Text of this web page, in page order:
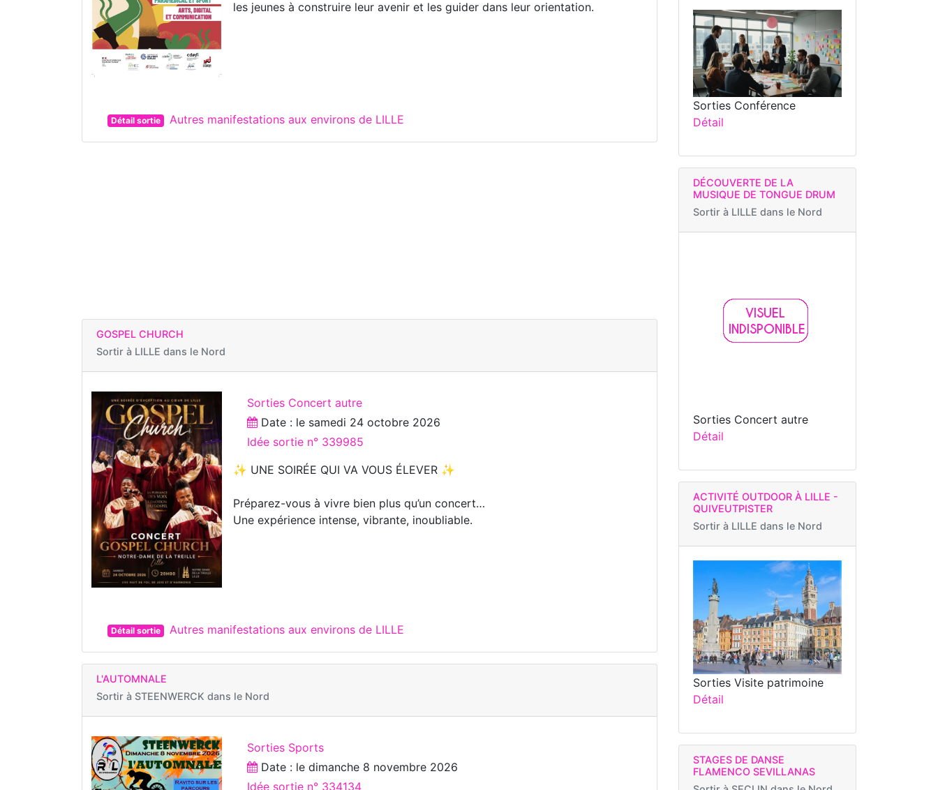
les jeunes à construire leur avenir et les guider dans leur orientation.
Détail sortie Autres manifestations aux environs de LILLE
GOSPEL CHURCH
Sortir à LILLE dans le Nord
Sorties Concert autre
Date : le samedi 24 octobre 2026
Idée sortie n° 339985
✨ UNE SOIRÉE QUI VA VOUS ÉLEVER ✨
Préparez-vous à vivre bien plus qu’un concert…
Une expérience intense, vibrante, inoubliable.
Détail sortie Autres manifestations aux environs de LILLE
L'AUTOMNALE
Sortir à STEENWERCK dans le Nord
Sorties Sports
Date : ledimanche 8 novembre 2026
Idée sortie n° 334134
Sorties Conférence
Détail
DÉCOUVERTE DE LA
MUSIQUE DE TONGUE DRUM
Sortir à LILLE dans le Nord
Sorties Concert autre
Détail
ACTIVITÉ OUTDOOR À LILLE -
QUIVEUTPISTER
Sortir à LILLE dans le Nord
Sorties Visite patrimoine
Détail
STAGES DE DANSE
FLAMENCO SEVILLANAS